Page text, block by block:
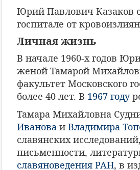
Юрий Павлович Казаков
госпитале от
Личная жизнь
В начале 1960-х годов
женой Тамарой
факультет Московского
более 40 лет. В 1967 году
Тамара Михайловна
Иванова и Владимира
славянских
письменности,
славяноведения РАН, в